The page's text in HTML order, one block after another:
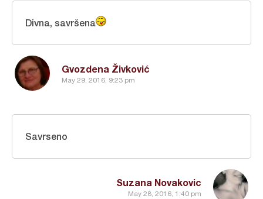
Gvozdena Živković
May 29, 2016, 9:23 pm
Divna, savršena
Suzana Novakovic
May 28, 2016, 1:40 pm
Savrseno